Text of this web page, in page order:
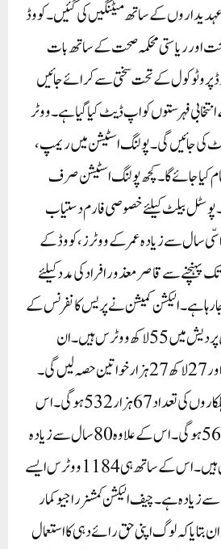
عہدیداروں کے ساتھ میٹنگیں کی گئیں۔ کووڈ
اور ریاستی محکمہ صحت کے ساتھ بات
پروٹوکول کے تحت سختی سے کرائے جائیں
فہرستوں کو اپ ڈیٹ کیا گیا ہے ۔ ووٹر
کی جائیں گی۔ پولنگ اسٹیشن میں ریمپ،
کیا جائے گا۔ کچھ پولنگ اسٹیشن صرف
پوسٹل بیلٹ کیلئے خصوصی فارم دستیاب
سال سے زیادہ عمر کے ووٹرز، کووڈ کے
سے قاصر معذور افراد کی مدد کیلئے
رہا ہے ۔الیکشن کمیشن نے پریس کانفرنس کے
دوران یہ بھی بتایا کہ ہماچل پردیش میں 55 لاکھ ووٹرس ہیں۔ ان
میں 27 لاکھ 80 ہزار مرد اور 27 لاکھ 27 ہزار خواتین حصہ لیں گی۔
انتخاب میں شامل سروس اہلکاروں کی تعداد 67 ہزار 532 ہوگی۔ اس
کے علاوہ پی ڈبلیو ڈی 56001 ہوگی۔ اس کے علاوہ 80 سال سے زیادہ
عمر کے 1.22لاکھ ووٹرس ہیں۔ اس کے ساتھ ہی 1184 ووٹرس ایسے
عمر 100 سال سے زیادہ ہے۔چیف الیکشن کمشنر راجیو کمار
کہ لوگ اپنی حق رائے دہی کا استعمال